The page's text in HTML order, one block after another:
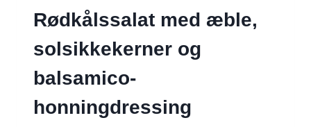
Rødkålssalat med æble,
solsikkekerner og
balsamico-
honningdressing